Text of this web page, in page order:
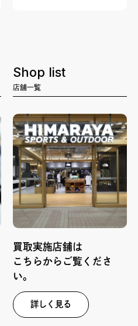
Shop list
店舗一覧
買取実施店舗は
こちらからご覧くださ
い。
詳しく見る